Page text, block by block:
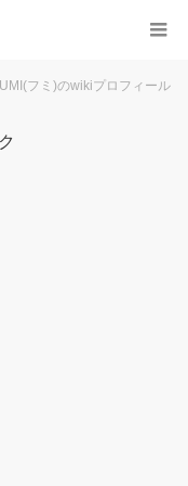
フミ)のwikiプロフィール